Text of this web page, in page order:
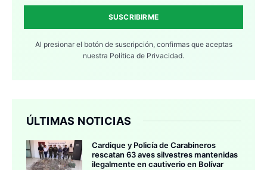
SUSCRIBIRME
Al presionar el botón de suscripción, confirmas que aceptas
nuestra Política de Privacidad.
ÚLTIMAS NOTICIAS
Cardique y Policía de Carabineros
rescatan 63 aves silvestres mantenidas
ilegalmente en cautiverio en Bolívar